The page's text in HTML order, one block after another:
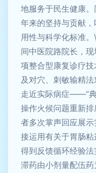
地服务于民生健康
年来的坚持与贡献
用性与科学化标准
间中医院路院长，
项整合型康复诊疗
及对穴、刺敏输精
走近实际病症——“
操作火候问题重新
者多次掌声回应展
接运用有关于胃肠
得到反馈循环经验
滞药由小剂量配伍